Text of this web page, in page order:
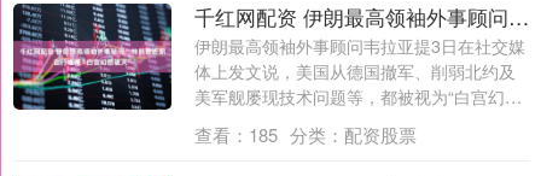
千红网配资 伊朗最高领袖外事顾问：特朗普近期言行难掩“白宫幻想破灭”
伊朗最高领袖外事顾问韦拉亚提3日在社交媒
体上发文说，美国从德国撤军、削弱北约及
美军舰屡现技术问题等，都被视为“白宫幻想
破....
查看： 185 分类： 配资股票